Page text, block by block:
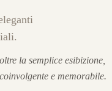
la semplice esibizione,
e memorabile.